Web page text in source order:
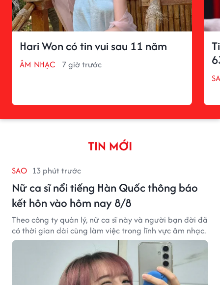
Hari Won có tin vui sau 11 năm
ÂM NHẠC 7 giờ trước
TIN MỚI
SAO 13 phút trước
Nữ ca sĩ nổi tiếng Hàn Quốc thông báo
kết hôn vào hôm nay 8/8
Theo công ty quản lý, nữ ca sĩ này và người bạn đời đã
có thời gian dài cùng làm việc trong lĩnh vực âm nhạc.